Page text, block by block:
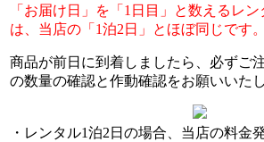
「お届け日」を「1日目」と数えるレン
は、当店の「1泊2日」とほぼ同じです。
商品が前日に到着しましたら、必ずご
の数量の確認と作動確認をお願いいたし
レンタル1泊2日の場合、当店の料金